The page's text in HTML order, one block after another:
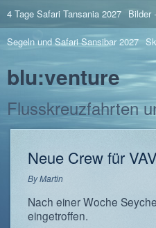
4 Tage Safari Tansania 2027 Bilder
Segeln und Safari Sansibar 2027
blu:venture
Flusskreuzfahrten
Neue Crew für
ByMartin
Nach einer Woche
eingetroffen.